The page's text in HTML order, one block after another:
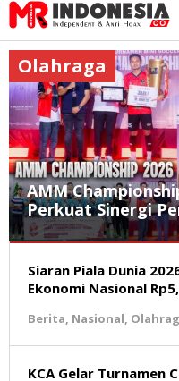
Lewati
ke
konten
AMM
Perkuat Sinergi
Daerah,
Olahraga
oleh
Olahraga
Siaran Piala Dunia
Ekonomi Nasional
Berita, Nasional,
KCA Gelar Turnamen